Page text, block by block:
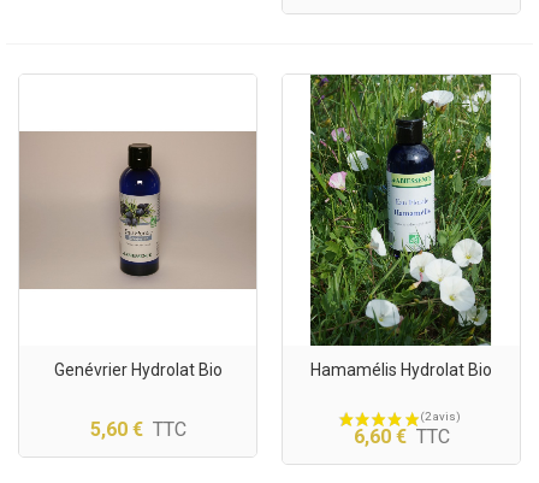
Genévrier Hydrolat Bio
5,60 € TTC
Hamamélis Hydrolat Bio
6,60 € TTC